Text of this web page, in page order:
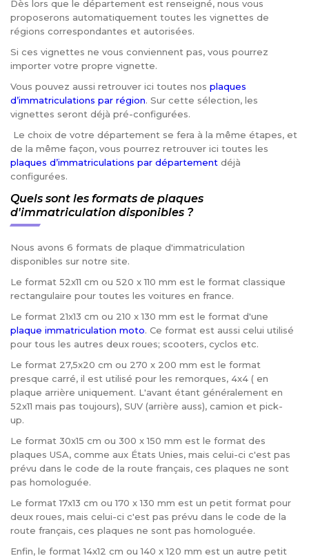
Dès lors que le département est renseigné, nous vous
proposerons automatiquement toutes les vignettes de
régions correspondantes et autorisées.
Si ces vignettes ne vous conviennent pas, vous pourrez
importer votre propre vignette.
Vous pouvez aussi retrouver ici toutes nos plaques
d’immatriculations par région. Sur cette sélection, les
vignettes seront déjà pré-configurées.
Le choix de votre département se fera à la même étapes, et
de la même façon, vous pourrez retrouver ici toutes les
plaques d’immatriculations par département déjà
configurées.
Quels sont les formats de plaques
d'immatriculation disponibles ?
Nous avons 6 formats de plaque d'immatriculation
disponibles sur notre site.
Le format 52x11 cm ou 520 x 110 mm est le format classique
rectangulaire pour toutes les voitures en france.
Le format 21x13 cm ou 210 x 130 mm est le format d'une
plaque immatriculation moto. Ce format est aussi celui utilisé
pour tous les autres deux roues; scooters, cyclos etc.
Le format 27,5x20 cm ou 270 x 200 mm est le format
presque carré, il est utilisé pour les remorques, 4x4 ( en
plaque arrière uniquement. L'avant étant généralement en
52x11 mais pas toujours), SUV (arrière auss), camion et pick-
up.
Le format 30x15 cm ou 300 x 150 mm est le format des
plaques USA, comme aux États Unies, mais celui-ci c'est pas
prévu dans le code de la route français, ces plaques ne sont
pas homologuée.
Le format 17x13 cm ou 170 x 130 mm est un petit format pour
deux roues, mais celui-ci c'est pas prévu dans le code de la
route français, ces plaques ne sont pas homologuée.
Enfin, le format 14x12 cm ou 140 x 120 mm est un autre petit